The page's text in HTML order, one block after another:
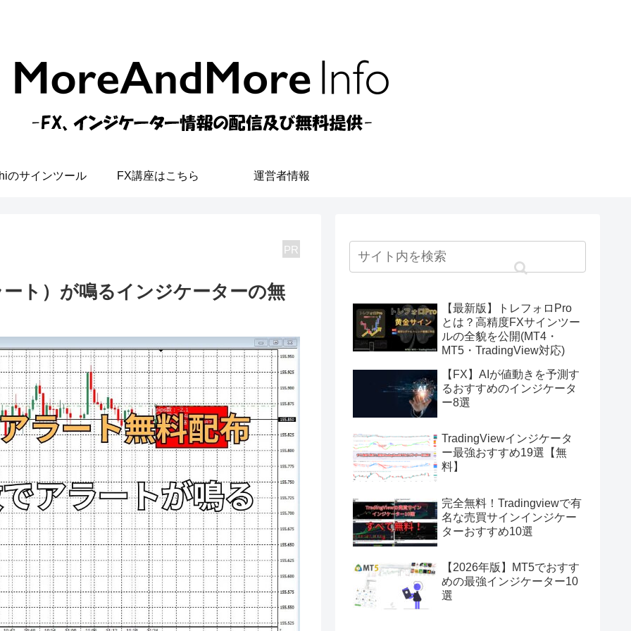
のサインツール FX講座はこちら 運営者情報
PR
ト）が鳴るインジケーターの無
【最新版】トレフォロPro
とは？高精度FXサインツー
ルの全貌を公開(MT4・
MT5・TradingView対応)
【FX】AIが値動きを予測す
るおすすめのインジケータ
ー8選
TradingViewインジケータ
ー最強おすすめ19選【無
料】
完全無料！Tradingviewで有
名な売買サインインジケー
ターおすすめ10選
【2026年版】MT5でおすす
めの最強インジケーター10
選